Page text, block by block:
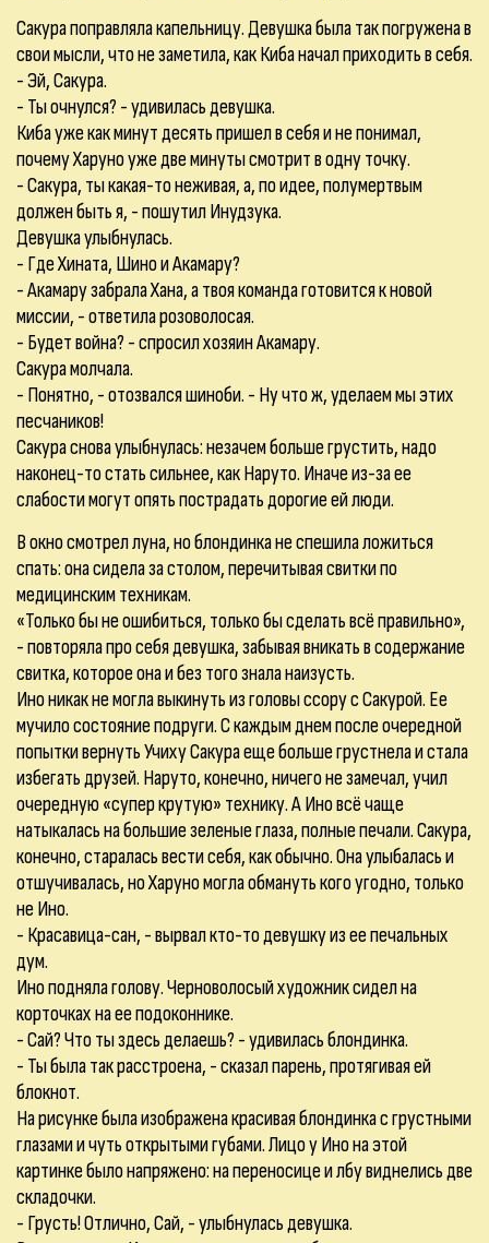
Сакура поправляла капельницу. Девушка была так погружена в
свои мысли, что не заметила, как Киба начал приходить в себя.
- Эй, Сакура.
- Ты очнулся? - удивилась девушка.
Киба уже как минут десять пришел в себя и не понимал,
почему Харуно уже две минуты смотрит в одну точку.
- Сакура, ты какая-то неживая, а, по идее, полумертвым
должен быть я, - пошутил Инудзука.
Девушка улыбнулась.
- Где Хината, Шино и Акамару?
- Акамару забрала Хана, а твоя команда готовится к новой
миссии, - ответила розоволосая.
- Будет война? - спросил хозяин Акамару.
Сакура молчала.
- Понятно, - отозвался шиноби. - Ну что ж, уделаем мы этих
песчаников!
Сакура снова улыбнулась: незачем больше грустить, надо
наконец-то стать сильнее, как Наруто. Иначе из-за ее
слабости могут опять пострадать дорогие ей люди.
В окно смотрел луна, но блондинка не спешила ложиться
спать: она сидела за столом, перечитывая свитки по
медицинским техникам.
«Только бы не ошибиться, только бы сделать всё правильно»,
- повторяла про себя девушка, забывая вникать в содержание
свитка, которое она и без того знала наизусть.
Ино никак не могла выкинуть из головы ссору с Сакурой. Ее
мучило состояние подруги. С каждым днем после очередной
попытки вернуть Учиху Сакура еще больше грустнела и стала
избегать друзей. Наруто, конечно, ничего не замечал, учил
очередную «супер крутую» технику. А Ино всё чаще
натыкалась на большие зеленые глаза, полные печали. Сакура,
конечно, старалась вести себя, как обычно. Она улыбалась и
отшучивалась, но Харуно могла обмануть кого угодно, только
не Ино.
- Красавица-сан, - вырвал кто-то девушку из ее печальных
дум.
Ино подняла голову. Черноволосый художник сидел на
корточках на ее подоконнике.
- Сай? Что ты здесь делаешь? - удивилась блондинка.
- Ты была так расстроена, - сказал парень, протягивая ей
блокнот.
На рисунке была изображена красивая блондинка с грустными
глазами и чуть открытыми губами. Лицо у Ино на этой
картинке было напряжено: на переносице и лбу виднелись две
складочки.
- Грусть! Отлично, Сай, - улыбнулась девушка.